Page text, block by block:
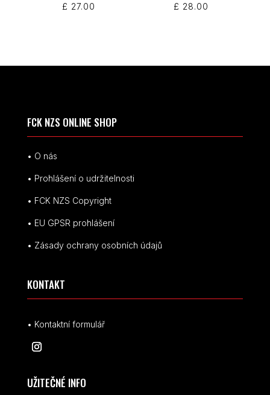
£ 27.00 £ 28.00
FCK NZS ONLINE SHOP
• O nás
• Prohlášení o udržitelnosti
• FCK NZS Copyright
• EU GPSR prohlášení
• Zásady ochrany osobních údajů
KONTAKT
• Kontaktní formulář
UŽITEČNÉ INFO